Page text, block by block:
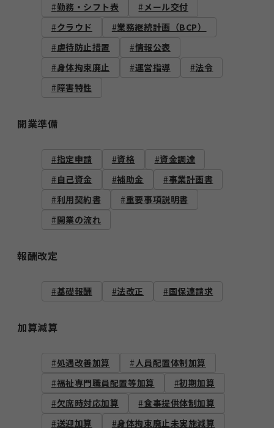
勤務・シフト表
メール交付
クラウド
業務継続計画（BCP）
虐待防止措置
情報公表
身体拘束廃止
運営指導
法令
障害特性
開業準備
指定申請 資格
資金調達
自己資金
補助金
事業計画書
利用契約書
重要事項説明書
開業の流れ
報酬改定
基礎報酬 法改正 国保連請求
加算減算
処遇改善加算
人員配置体制加算
福祉専門職員配置等加算
初期加算
欠席時対応加算
食事提供体制加算
送迎加算
身体拘束廃止未実施減算